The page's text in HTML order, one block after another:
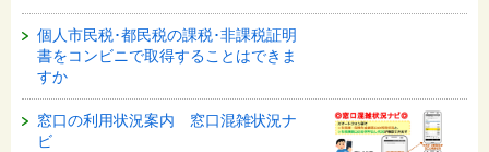
個人市民税･都民税の課税･非課税証明
書をコンビニで取得することはできま
すか
窓口の利用状況案内 窓口混雑状況ナ
ビ